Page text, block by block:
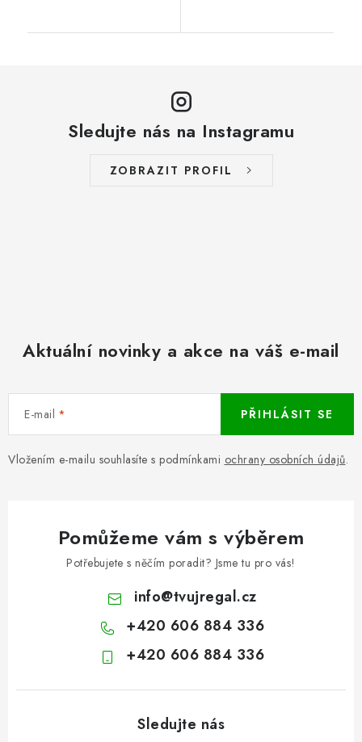
Sledujte nás na Instagramu
ZOBRAZIT PROFIL
Aktuální novinky a akce na váš e-mail
E-mail
Vložením e-mailu souhlasíte s podmínkami ochrany osobních údajů.
PŘIHLÁSIT SE
Pomůžeme vám s výběrem
Potřebujete s něčím poradit? Jsme tu pro vás!
info@tvujregal.cz
+420 606 884 336
+420 606 884 336